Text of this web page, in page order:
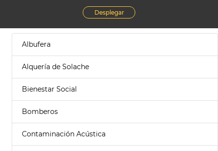
Desplegar
Albufera
Alquería de Solache
Bienestar Social
Bomberos
Contaminación Acústica